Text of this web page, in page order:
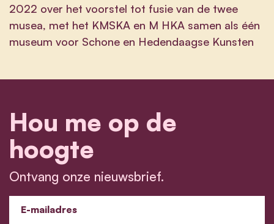
2022 over het voorstel tot fusie van de twee
musea, met het KMSKA en M HKA samen als één
museum voor Schone en Hedendaagse Kunsten
Hou me op de
hoogte
Ontvang onze nieuwsbrief.
E-mailadres